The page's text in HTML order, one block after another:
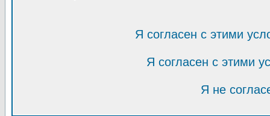
Я согласен с этими
Я согласен с этими
Я не